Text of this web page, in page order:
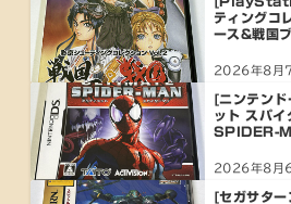
ティングコ
ース&戦国
2026年8月
[ニンテン
ット スパ
SPIDER-
2026年8月
[セガサタ